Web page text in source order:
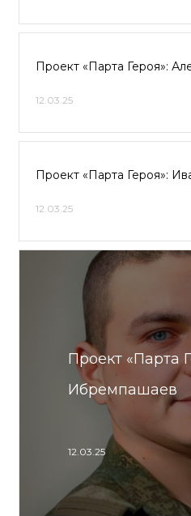
Проект «Парта Героя»:
12.03.25
Проект «Парта Героя»:
12.03.25
Проект «Парта
Ибремпашаев
12.03.25